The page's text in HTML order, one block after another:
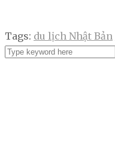
Tags: du lịch Nhật Bản